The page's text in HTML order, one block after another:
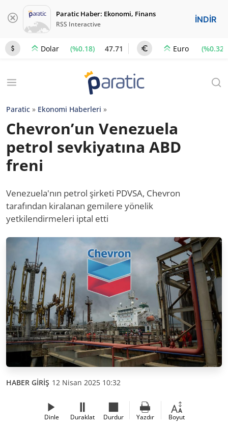
Paratic Haber: Ekonomi, Finans
RSS Interactive İNDİR
Dolar (%0.18) 47.71 Euro (%0.32)
Paratic » Ekonomi Haberleri »
Chevron’un Venezuela
petrol sevkiyatına ABD
freni
Venezuela'nın petrol şirketi PDVSA, Chevron
tarafından kiralanan gemilere yönelik
yetkilendirmeleri iptal etti
HABER GİRİŞ 12 Nisan 2025 10:32
Dinle Duraklat Durdur Yazdır Boyut